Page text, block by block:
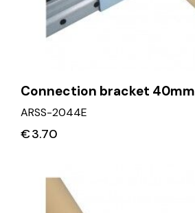
Connection bracket 40mm
ARSS-2044E
€3.70